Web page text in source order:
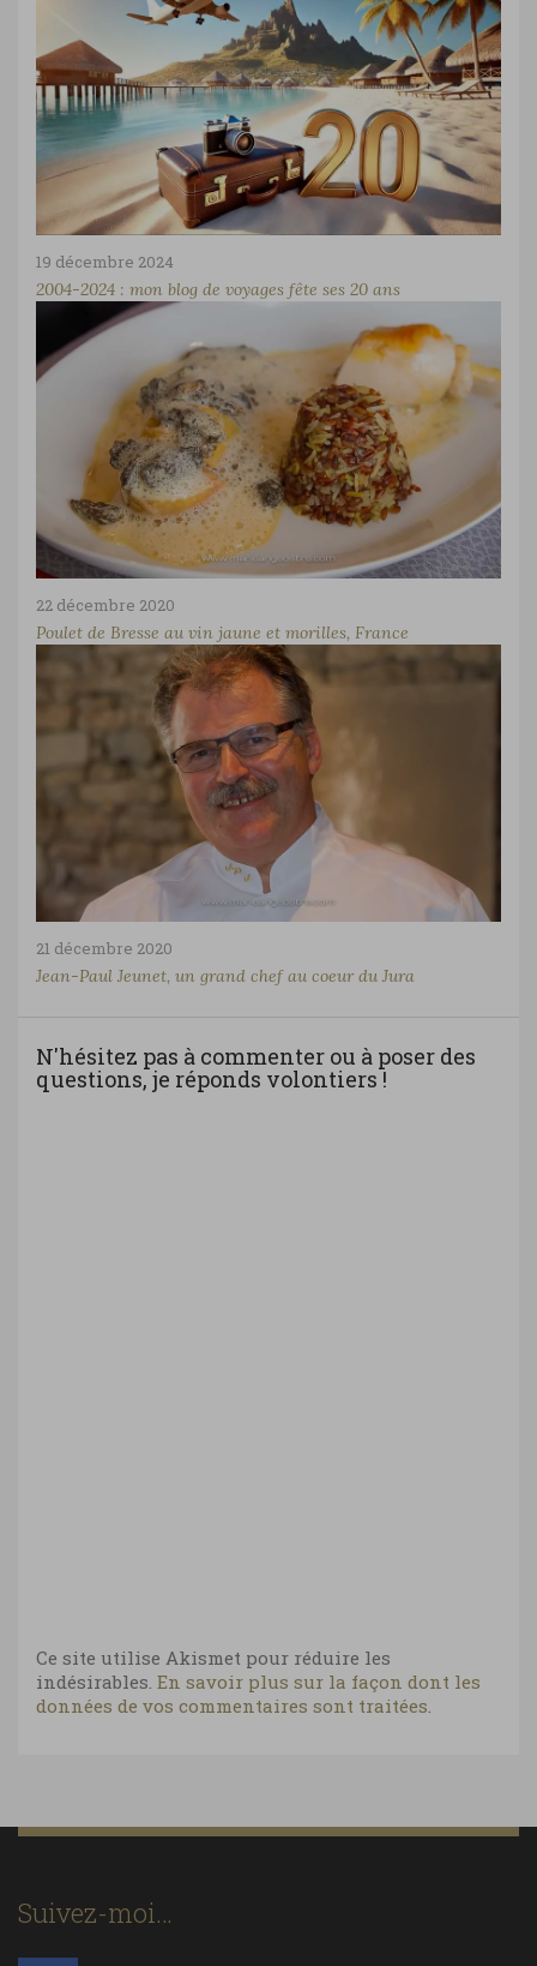
19 décembre 2024
2004-2024 : mon blog de voyages fête ses 20 ans
22 décembre 2020
Poulet de Bresse au vin jaune et morilles, France
21 décembre 2020
Jean-Paul Jeunet, un grand chef au coeur du Jura
N'hésitez pas à commenter ou à poser des
questions, je réponds volontiers !
Ce site utilise Akismet pour réduire les
indésirables. En savoir plus sur la façon dont les
données de vos commentaires sont traitées
Suivez-moi…